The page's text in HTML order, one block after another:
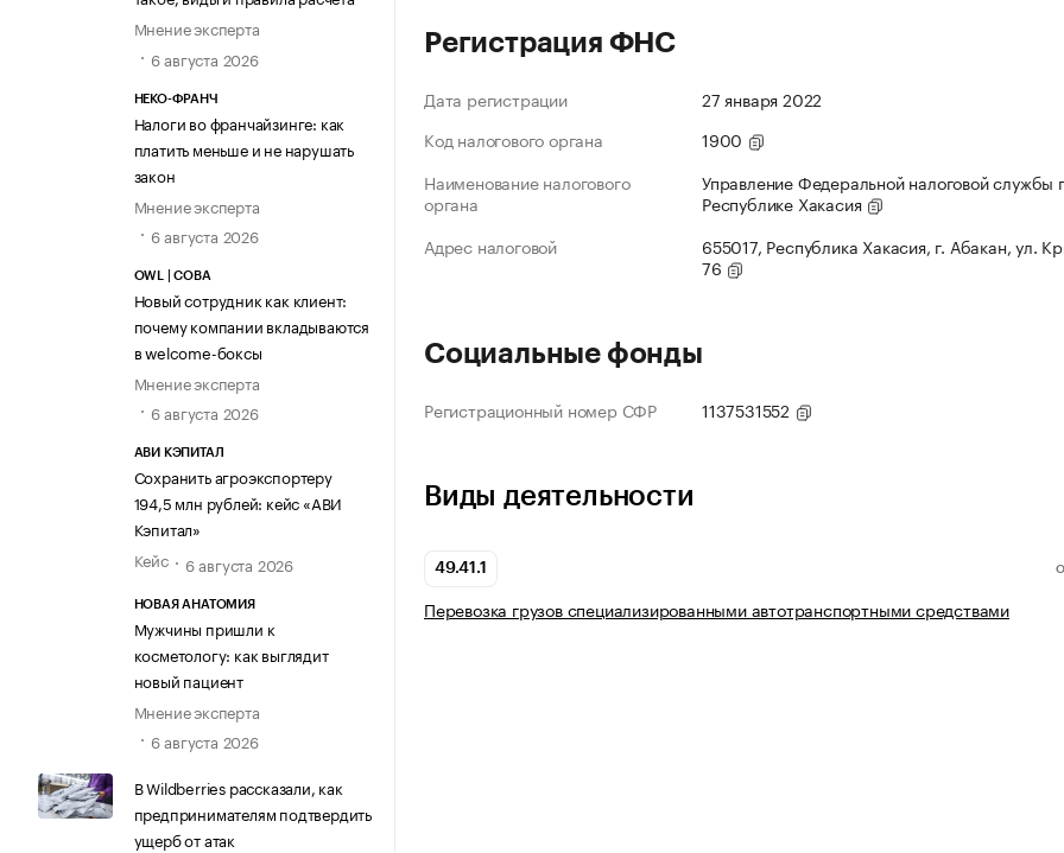
Мнение эксперта
6 августа 2026
НЕКО-ФРАНЧ
Налоги во франчайзинге: как
платить меньше и не нарушать
закон
Мнение эксперта
6 августа 2026
OWL | СОВА
Новый сотрудник как клиент:
почему компании вкладываются
в welcome-боксы
Мнение эксперта
6 августа 2026
АВИ КЭПИТАЛ
Сохранить агроэкспортеру
194,5 млн рублей: кейс «АВИ
Кэпитал»
Кейс
6 августа 2026
НОВАЯ АНАТОМИЯ
Мужчины пришли к
косметологу: как выглядит
новый пациент
Мнение эксперта
6 августа 2026
В Wildberries рассказали, как
предпринимателям подтвердить
ущерб от атак
Регистрация ФНС
Дата регистрации
27 января 2022
Код налогового органа
1900
Наименование налогового
органа
Управление Федеральной налоговой службы
Республике Хакасия
Адрес налоговой
655017, Республика Хакасия, г. Абакан, ул.
76
Социальные фонды
Регистрационный номер СФР 1137531552
Виды деятельности
49.41.1
Перевозка грузов специализированными автотранспортными средствами